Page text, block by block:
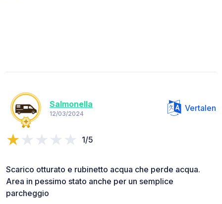
Salmonella
12/03/2024
Vertalen
1/5
Scarico otturato e rubinetto acqua che perde acqua.
Area in pessimo stato anche per un semplice
parcheggio